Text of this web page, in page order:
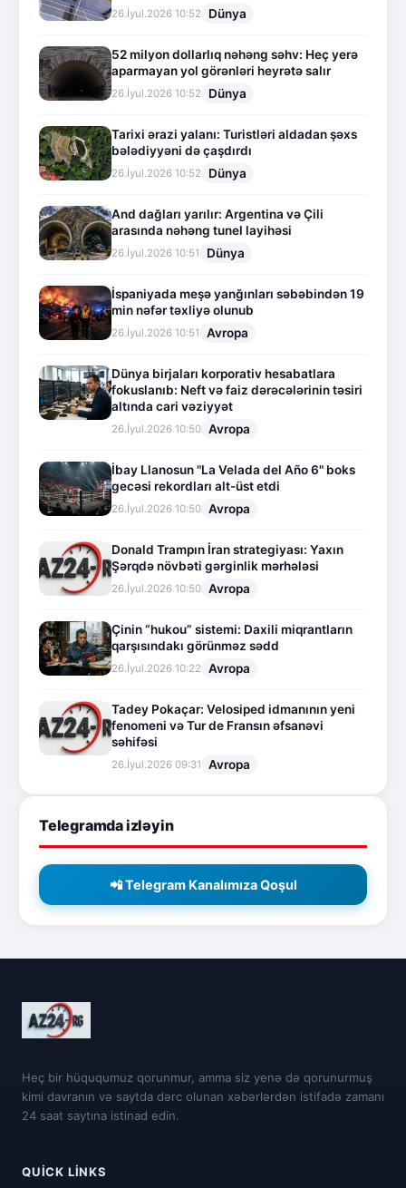
26.İyul.2026 10:52 Dünya
52 milyon dollarlıq nəhəng səhv: Heç yerə
aparmayan yol görənləri heyrətə salır
26.İyul.2026 10:52 Dünya
Tarixi ərazi yalanı: Turistləri aldadan şəxs
bələdiyyəni də çaşdırdı
26.İyul.2026 10:52 Dünya
And dağları yarılır: Argentina və Çili
arasında nəhəng tunel layihəsi
26.İyul.2026 10:51 Dünya
İspaniyada meşə yanğınları səbəbindən 19
min nəfər təxliyə olunub
26.İyul.2026 10:51 Avropa
Dünya birjaları korporativ hesabatlara
fokuslanıb: Neft və faiz dərəcələrinin təsiri
altında cari vəziyyət
26.İyul.2026 10:50 Avropa
İbay Llanosun "La Velada del Año 6" boks
gecəsi rekordları alt-üst etdi
26.İyul.2026 10:50 Avropa
Donald Trampın İran strategiyası: Yaxın
Şərqdə növbəti gərginlik mərhələsi
26.İyul.2026 10:50 Avropa
Çinin “hukou” sistemi: Daxili miqrantların
qarşısındakı görünməz sədd
26.İyul.2026 10:22 Avropa
Tadey Pokaçar: Velosiped idmanının yeni
fenomeni və Tur de Fransın əfsanəvi
səhifəsi
26.İyul.2026 09:31 Avropa
Telegramda izləyin
📲 Telegram Kanalımıza Qoşul
Heç bir hüququmuz qorunmur, amma siz yenə də qorunurmuş
kimi davranın və saytda dərc olunan xəbərlərdən istifadə zamanı
24 saat saytına istinad edin.
QUICK LINKS